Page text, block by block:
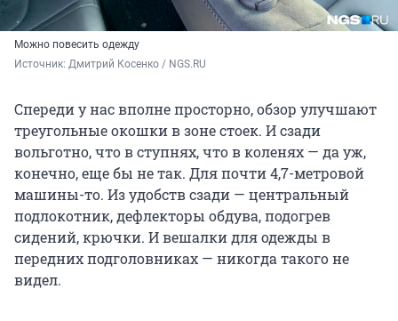
Можно повесить одежду
Источник: Дмитрий Косенко / NGS.RU
Спереди у нас вполне просторно, обзор улучшают
треугольные окошки в зоне стоек. И сзади
вольготно, что в ступнях, что в коленях — да уж,
конечно, еще бы не так. Для почти 4,7-метровой
машины-то. Из удобств сзади — центральный
подлокотник, дефлекторы обдува, подогрев
сидений, крючки. И вешалки для одежды в
передних подголовниках — никогда такого не
видел.